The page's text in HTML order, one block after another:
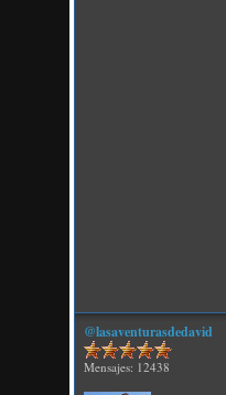
@lasaventurasdedavid
Mensajes: 12438